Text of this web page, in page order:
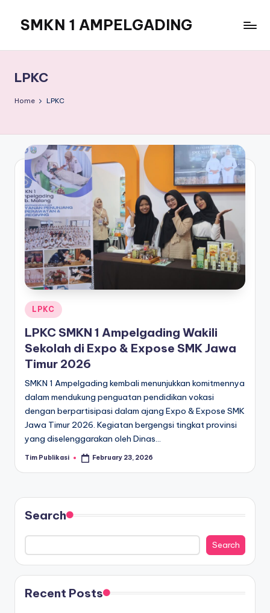
content
SMKN 1 AMPELGADING
Sinergi,
Adaptif,
Kekeluargaan,
LPKC
Home LPKC
Posted
in
LPKC
LPKC SMKN 1 Ampelgading Wakili
Sekolah di Expo & Expose SMK Jawa
Timur 2026
SMKN 1 Ampelgading kembali menunjukkan komitmennya
dalam mendukung penguatan pendidikan vokasi
dengan berpartisipasi dalam ajang Expo & Expose SMK
Jawa Timur 2026. Kegiatan bergengsi tingkat provinsi
yang diselenggarakan oleh Dinas…
Posted
Tim Publikasi February 23, 2026
Search
Search
Recent Posts